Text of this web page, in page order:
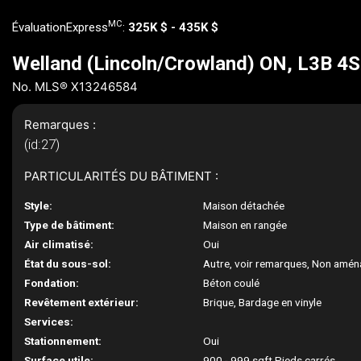
ÉvaluationExpress MC: 325K $ - 435K $
Welland (Lincoln/Crowland) ON, L3B
No. MLS® X13246584
Remarques :
(id:27)
PARTICULARITÉS DU BÂTIMENT :
Style:
Maison détachée
Type de bâtiment:
Maison en rangée
Air climatisé:
Oui
État du sous-sol:
Autre, voir remarques, Non
Fondation:
Béton coulé
Revêtement extérieur:
Brique, Bardage en vinyle
Services:
Stationnement:
Oui